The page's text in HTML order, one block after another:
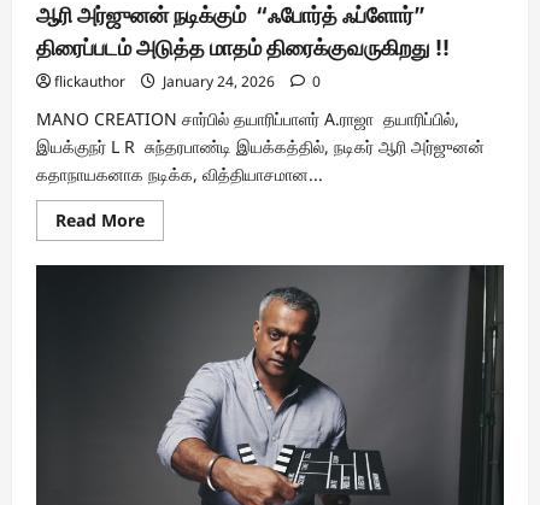
ஆரி அர்ஜுனன் நடிக்கும் “ஃபோர்த் ஃப்ளோர்”
திரைப்படம் அடுத்த மாதம் திரைக்குவருகிறது !!
flickauthor January 24, 2026 0
MANO CREATION சார்பில் தயாரிப்பாளர் A.ராஜா தயாரிப்பில்,
இயக்குநர் L R சுந்தரபாண்டி இயக்கத்தில், நடிகர் ஆரி அர்ஜுனன்
கதாநாயகனாக நடிக்க, வித்தியாசமான...
Read MoreRead
more
ஆரி
அடுத்த
திரைக்குவருகிறது